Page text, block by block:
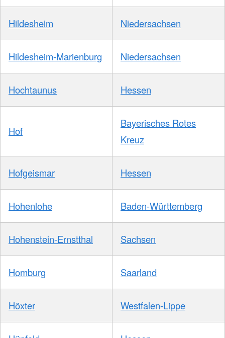
Hildesheim Niedersachsen
Hildesheim-Marienburg Niedersachsen
Hochtaunus Hessen
Hof
Bayerisches Rotes
Kreuz
Hofgeismar Hessen
Hohenlohe Baden-Württemberg
Hohenstein-Ernstthal Sachsen
Homburg Saarland
Höxter Westfalen-Lippe